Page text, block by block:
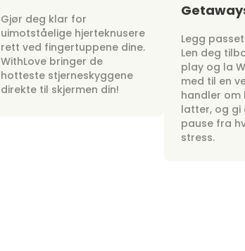
Gjør deg klar for
uimotståelige hjerteknusere
rett ved fingertuppene dine.
WithLove bringer de
hotteste stjerneskyggene
direkte til skjermen din!
Legg
Len deg
play og la
med til en
handler
latter, og gi
pause fra
stress.